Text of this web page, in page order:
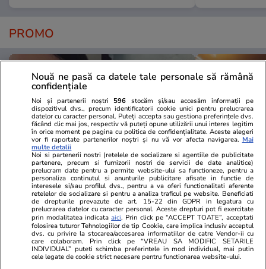
PROMO
Advertorial
Smart is the new chic: Cum ne
ajută tehnologia să ne reinventăm
Advertorial
Înscrie-te
voucher de
PARTENERI
Nouă ne pasă ca datele tale personale să rămână
confidențiale
Noi și partenerii noștri 596 stocăm și/sau accesăm informații pe
dispozitivul dvs., precum identificatorii cookie unici pentru prelucrarea
datelor cu caracter personal. Puteți accepta sau gestiona preferințele dvs.
făcând clic mai jos, respectiv vă puteți opune utilizării unui interes legitim
în orice moment pe pagina cu politica de confidențialitate. Aceste alegeri
vor fi raportate partenerilor noștri și nu vă vor afecta navigarea. Mai
multe detalii
Noi si partenerii nostri (retelele de socializare si agentiile de publicitate
partenere, precum si furnizorii nostri de servicii de date analitice)
prelucram date pentru a permite website-ului sa functioneze, pentru a
personaliza continutul si anunturile publicitare afisate in functie de
interesele si/sau profilul dvs., pentru a va oferi functionalitati aferente
retelelor de socializare si pentru a analiza traficul pe website. Beneficiati
de drepturile prevazute de art. 15-22 din GDPR in legatura cu
prelucrarea datelor cu caracter personal. Aceste drepturi pot fi exercitate
prin modalitatea indicataaici. Prin click pe “ACCEPT TOATE”, acceptati
folosirea tuturor Tehnologiilor de tip Cookie, care implica inclusiv acceptul
dvs. cu privire la stocarea/accesarea informatiilor de catre Vendor-ii cu
care colaboram. Prin click pe “VREAU SA MODIFIC SETARILE
INDIVIDUAL” puteti schimba preferintele in mod individual, mai putin
cele legate de cookie strict necesare pentru functionarea website-ului.